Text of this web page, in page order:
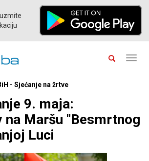
- Sjećanje na žrtve
9. maja:
na Maršu "Besmrtnog
Luci